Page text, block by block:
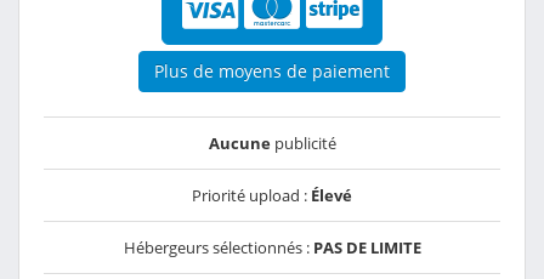
Plus de moyens de paiement
Aucunepublicité
Priorité upload : Élevé
Hébergeurs sélectionnés : PAS DE LIMITE